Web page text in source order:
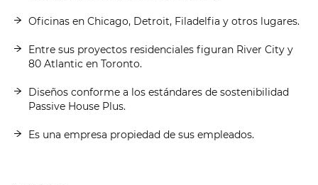
Oficinas en Chicago, Detroit, Filadelfia y otros lugares.
Entre sus proyectos residenciales figuran River City y
80 Atlantic en Toronto.
Diseños conforme a los estándares de sostenibilidad
Passive House Plus.
Es una empresa propiedad de sus empleados.